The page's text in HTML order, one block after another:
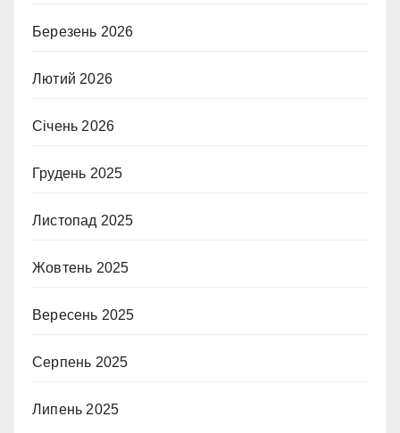
Березень 2026
Лютий 2026
Січень 2026
Грудень 2025
Листопад 2025
Жовтень 2025
Вересень 2025
Серпень 2025
Липень 2025